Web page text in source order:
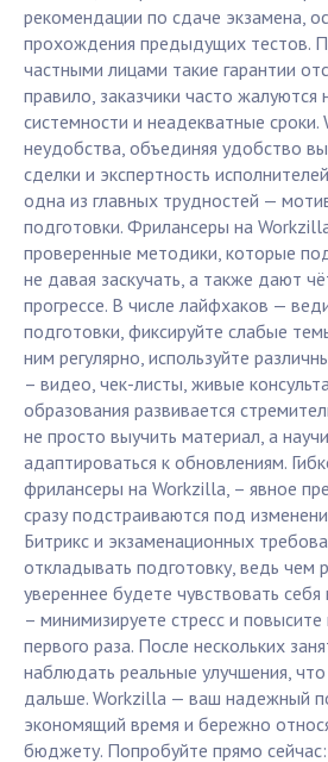
рекомендации по сдаче экзамена,
прохождения предыдущих тестов.
частными лицами такие гарантии
правило, заказчики часто жалуются
системности и неадекватные
неудобства, объединяя удобство
сделки и экспертность
одна из главных трудностей —
подготовки. Фрилансеры на
проверенные методики, которые
не давая заскучать, а также дают
прогрессе. В числе лайфхаков —
подготовки, фиксируйте слабые
ним регулярно, используйте
– видео, чек-листы, живые
образования развивается
не просто выучить материал, а
адаптироваться к обновлениям.
фрилансеры на Workzilla, – явное
сразу подстраиваются под
Битрикс и экзаменационных
откладывать подготовку, ведь чем
увереннее будете чувствовать себя
– минимизируете стресс и
первого раза. После нескольких
наблюдать реальные улучшения,
дальше. Workzilla — ваш надежный
экономящий время и бережно
бюджету. Попробуйте прямо